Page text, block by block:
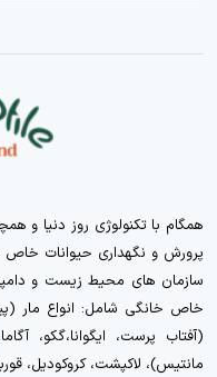
پرورش و نگهداری حیوانات خاص
سازمان های محیط زیست و
خاص خانگی شامل: انواع مار
(آفتاب پرست، ایگوانا،گکو،
مانتیس)، لاکپشت، کروکودیل،